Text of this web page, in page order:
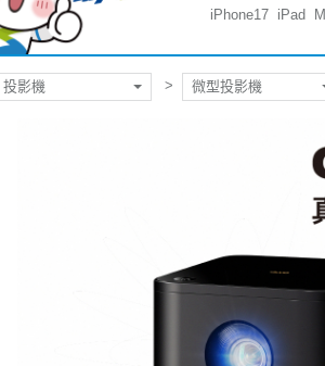
iPhone17 iPad
投影機 微型投影機